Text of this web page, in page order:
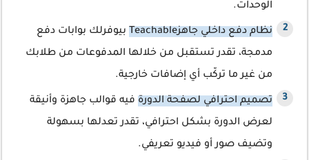
الوحدات.
نظام دفع داخلي جاهزTeachable
بيوفرلك بوابات دفع
مدمجة، تقدر تستقبل من خلالها المدفوعات من طلابك
من غير ما تركّب أي إضافات خارجية.
تصميم احترافي لصفحة الدورة فيه قوالب جاهزة وأنيقة
لعرض الدورة بشكل احترافي، تقدر تعدلها بسهولة
وتضيف صور أو فيديو تعريفي.